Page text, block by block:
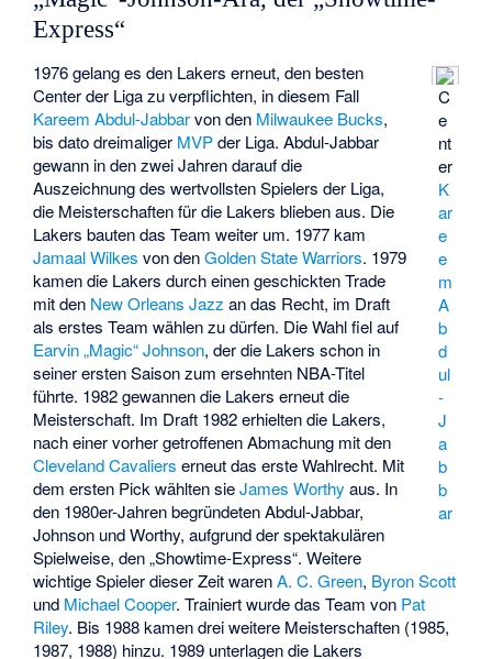
Express“
C
e
nt
er
K
ar
e
e
m
A
b
d
ul
-
J
a
b
b
ar
1976 gelang es den Lakers erneut, den besten
Center der Liga zu verpflichten, in diesem Fall
Kareem Abdul-Jabbarvon den Milwaukee Bucks,
bis dato dreimaliger MVPder Liga. Abdul-Jabbar
gewann in den zwei Jahren darauf die
Auszeichnung des wertvollsten Spielers der Liga,
die Meisterschaften für die Lakers blieben aus. Die
Lakers bauten das Team weiter um. 1977 kam
Jamaal Wilkes von denGolden State Warriors. 1979
kamen die Lakers durch einen geschickten Trade
mit den New Orleans Jazz an das Recht, im Draft
als erstes Team wählen zu dürfen. Die Wahl fiel auf
Earvin „Magic“ Johnson, der die Lakers schon in
seiner ersten Saison zum ersehnten NBA-Titel
führte. 1982 gewannen die Lakers erneut die
Meisterschaft. Im Draft 1982 erhielten die Lakers,
nach einer vorher getroffenen Abmachung mit den
Cleveland Cavaliers erneut das erste Wahlrecht. Mit
dem ersten Pick wählten sieJames Worthy aus. In
den 1980er-Jahren begründeten Abdul-Jabbar,
Johnson und Worthy, aufgrund der spektakulären
Spielweise, den „Showtime-Express“. Weitere
wichtige Spieler dieser Zeit warenA. C. Green, Byron Scott
und Michael Cooper. Trainiert wurde das Team von Pat
Riley. Bis 1988 kamen drei weitere Meisterschaften (1985,
1987, 1988) hinzu. 1989 unterlagen die Lakers